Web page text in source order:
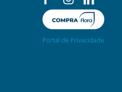
Portal de Privacidade